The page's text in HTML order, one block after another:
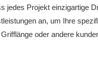
jedes Projekt einzigartige
an, um Ihre
oder andere